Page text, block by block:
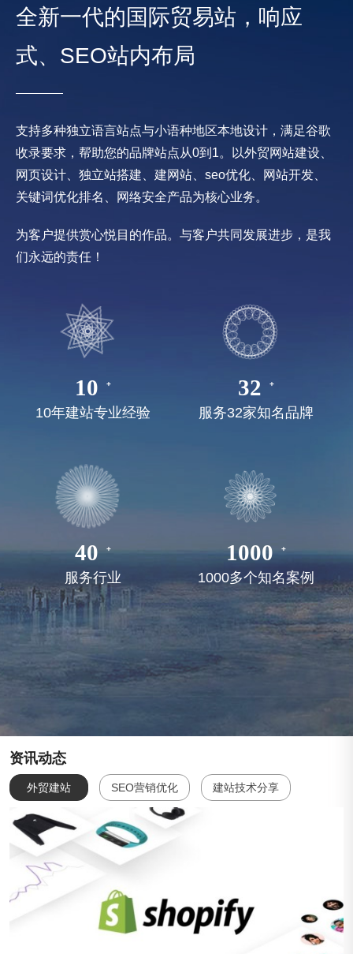
全新一代的国际贸易站，响应
式、SEO站内布局
支持多种独立语言站点与小语种地区本地设计，满足谷歌
收录要求，帮助您的品牌站点从0到1。以外贸网站建设、
网页设计、独立站搭建、建网站、seo优化、网站开发、
关键词优化排名、网络安全产品为核心业务。
为客户提供赏心悦目的作品。与客户共同发展进步，是我
们永远的责任！
10
10年建站专业经验
32
服务32家知名品牌
40
服务行业
1000
1000多个知名案例
资讯动态
外贸建站 SEO营销优化 建站技术分享